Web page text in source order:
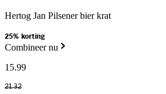
Hertog Jan Pilsener bier krat
25% korting
Combineer nu
15.99
21.32